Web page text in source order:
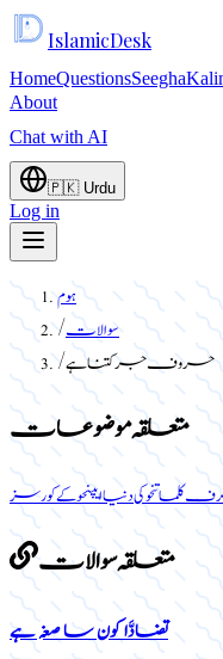
IslamicDesk
HomeQuestionsSeegha
About
Chat with AI
🇵🇰 Urdu
Log in
ہوم
/سوالات
/حروف جر کتنا ہے
متعلقہ موضوعات
کلماتنحو کی دنیا ایپنحو کے کورسز
متعلقہ سوالات
تضادَّا کون سا صغہ ہے